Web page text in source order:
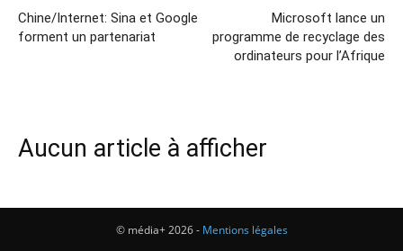
Chine/Internet: Sina et Google
forment un partenariat
Microsoft lance un
programme de recyclage des
ordinateurs pour l’Afrique
Aucun article à afficher
© média+ 2026 - Mentions légales